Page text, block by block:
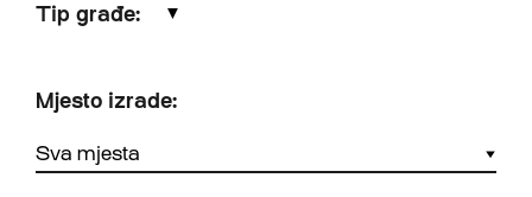
Tip građe: ▼
Mjesto izrade: